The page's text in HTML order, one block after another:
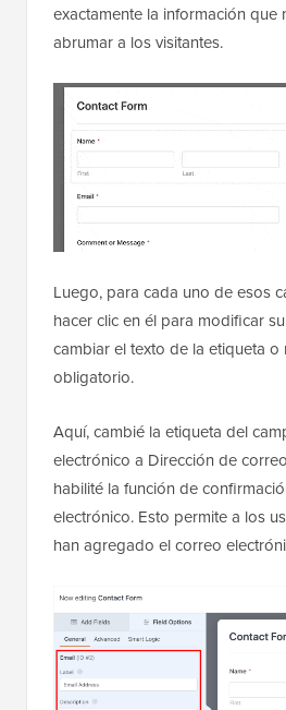
exactamente la información que
abrumar a los visitantes.
Luego, para cada uno de esos
hacer clic en él para modificar
cambiar el texto de la etiqueta o
obligatorio.
Aquí, cambié la etiqueta del
electrónico a Dirección de
habilité la función de
electrónico. Esto permite a los
han agregado el correo